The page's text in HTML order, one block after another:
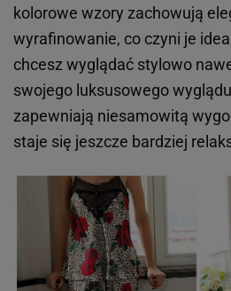
kolorowe wzory zachowują
wyrafinowanie, co czyni je
chcesz wyglądać stylowo
swojego luksusowego
zapewniają niesamowitą
staje się jeszcze bardziej